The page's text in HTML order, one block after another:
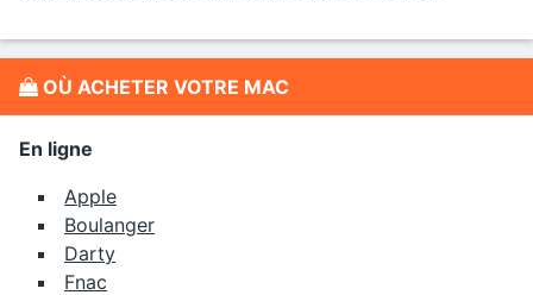
OÙ ACHETER VOTRE MAC
En ligne
Apple
Boulanger
Darty
Fnac